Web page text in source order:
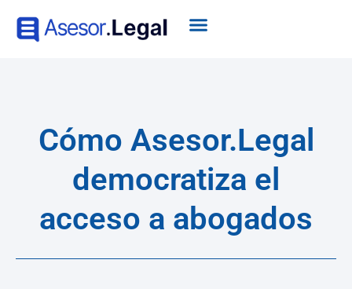
Cómo Asesor.Legal
democratiza el
acceso a abogados